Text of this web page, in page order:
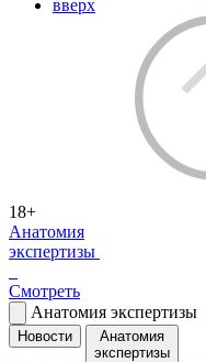
вверх
18+
Анатомия
экспертизы
Смотреть
Анатомия экспертизы
Новости
Анатомия
экспертизы